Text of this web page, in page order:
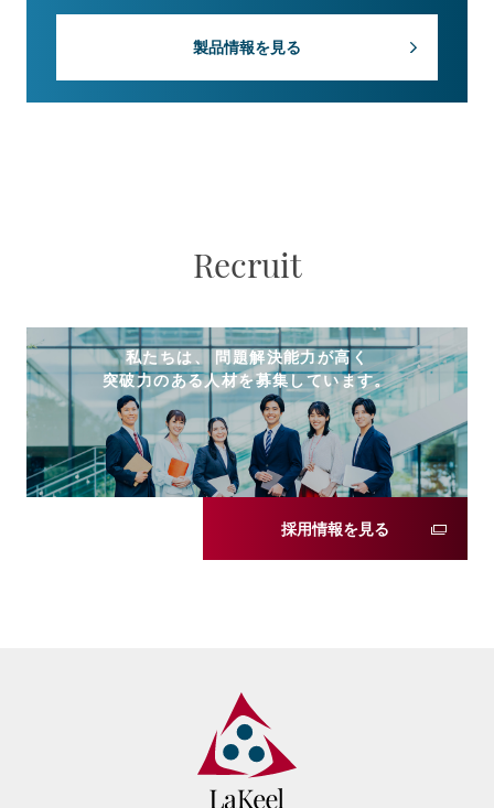
製品情報を見る
Recruit
私たちは、 問題解決能力が高く
突破力のある人材を募集しています。
採用情報を見る